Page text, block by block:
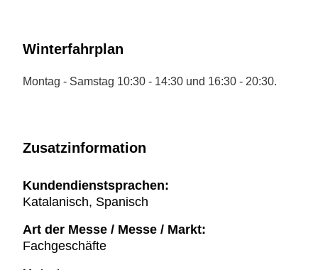
Winterfahrplan
Montag - Samstag 10:30 - 14:30 und 16:30 - 20:30.
Zusatzinformation
Kundendienstsprachen:
Katalanisch, Spanisch
Art der Messe / Messe / Markt:
Fachgeschäfte